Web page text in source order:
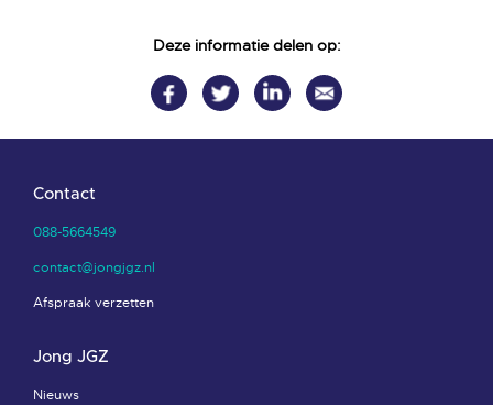
Deze informatie delen op:
Contact
088-5664549
contact@jongjgz.nl
Afspraak verzetten
Jong JGZ
Nieuws